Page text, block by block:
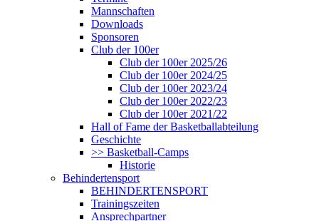
Mannschaften
Downloads
Sponsoren
Club der 100er
Club der 100er 2025/26
Club der 100er 2024/25
Club der 100er 2023/24
Club der 100er 2022/23
Club der 100er 2021/22
Hall of Fame der Basketballabteilung
Geschichte
>> Basketball-Camps
Historie
Behindertensport
BEHINDERTENSPORT
Trainingszeiten
Ansprechpartner